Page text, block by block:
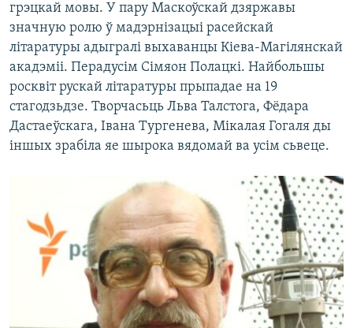
грэцкай мовы. У пару Маскоўскай дзяржавы
значную ролю ў мадэрнізацыі расейскай
літаратуры адыгралі выхаванцы Кіева-Магілянскай
акадэміі. Перадусім Сімяон Полацкі. Найбольшы
росквіт рускай літаратуры прыпадае на 19
стагодзьдзе. Творчасьць Льва Талстога, Фёдара
Дастаеўскага, Івана Тургенева, Мікалая Гогаля ды
іншых зрабіла яе шырока вядомай ва усім сьвеце.